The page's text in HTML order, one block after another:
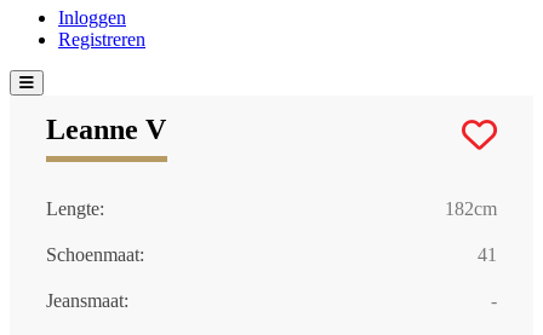
Inloggen
Registreren
Leanne V
Lengte: 182cm
Schoenmaat: 41
Jeansmaat: -